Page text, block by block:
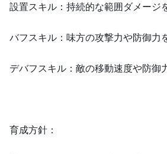
設置スキル：持続的な範囲ダメージ
バフスキル：味方の攻撃力や防御力
デバフスキル：敵の移動速度や防御
育成方針：